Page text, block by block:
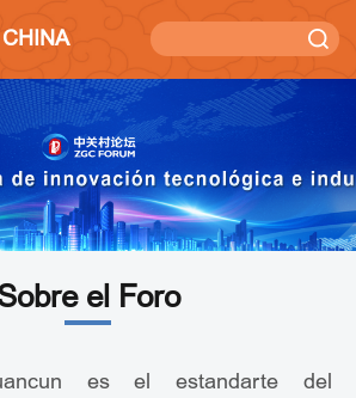
el Foro
es el estandarte del